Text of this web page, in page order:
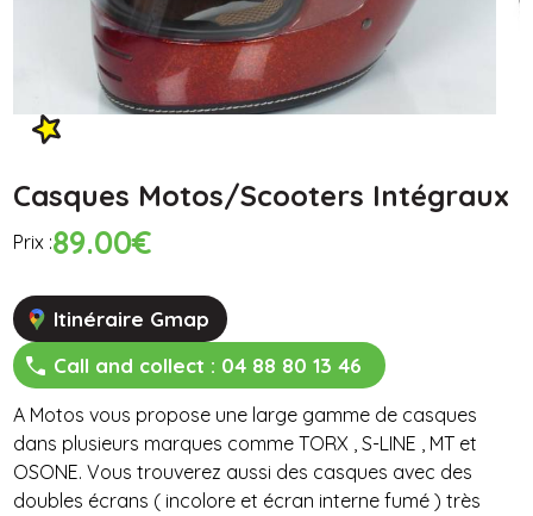
Casques Motos/Scooters Intégraux
Prix :89.00€
Itinéraire Gmap
Call and collect : 04 88 80 13 46
A Motos vous propose une large gamme de casques
dans plusieurs marques comme TORX , S-LINE , MT et
OSONE. Vous trouverez aussi des casques avec des
doubles écrans ( incolore et écran interne fumé ) très